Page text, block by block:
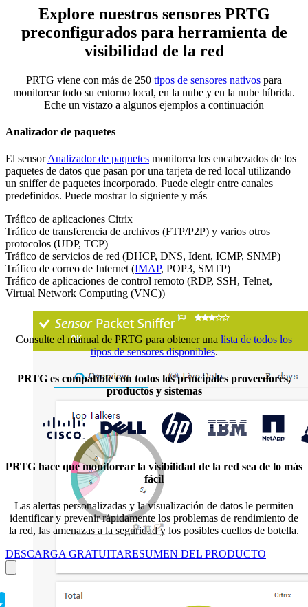
Explore nuestros sensores PRTG
preconfigurados para herramienta de
visibilidad de la red
PRTG viene con más de 250 tipos de sensores nativos para
monitorear todo su entorno local, en la nube y en la nube híbrida.
Eche un vistazo a algunos ejemplos a continuación
Analizador de paquetes
El sensorAnalizador de paquetes monitorea los encabezados de los
paquetes de datos que pasan por una tarjeta de red local utilizando
un sniffer de paquetes incorporado. Puede elegir entre canales
predefinidos. Puede mostrar lo siguiente y más
Tráfico de aplicaciones Citrix
Tráfico de transferencia de archivos (FTP/P2P) y varios otros
protocolos (UDP, TCP)
Tráfico de servicios de red (DHCP, DNS, Ident, ICMP, SNMP)
Tráfico de correo de Internet (IMAP, POP3, SMTP)
Tráfico de aplicaciones de control remoto (RDP, SSH, Telnet,
Virtual Network Computing (VNC))
Consulte el manual de PRTG para obtener una lista de todos los
tipos de sensores disponibles.
PRTG es compatible con todos los principales proveedores,
productos y sistemas
PRTG hace que monitorear la visibilidad de la red sea de lo más
fácil
Las alertas personalizadas y la visualización de datos le permiten
identificar y prevenir rápidamente los problemas de rendimiento de
la red, las amenazas a la seguridad y los posibles cuellos de botella.
DESCARGA GRATUITARESUMEN DEL PRODUCTO